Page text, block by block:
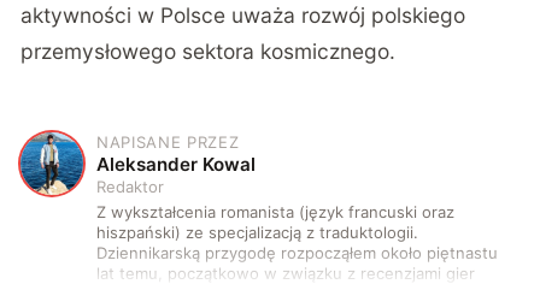
aktywności w Polsce uważa rozwój polskiego
przemysłowego sektora kosmicznego.
A
NAPISANE PRZEZ
Aleksander Kowal
Redaktor
Z wykształcenia romanista (język francuski oraz
hiszpański) ze specjalizacją z traduktologii.
Dziennikarską przygodę rozpocząłem około piętnastu
lat temu, początkowo w związku z recenzjami gier